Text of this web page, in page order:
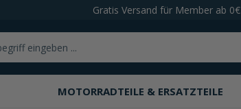
Gratis Versand für Member ab 0€
MOTORRADTEILE & ERSATZTEILE